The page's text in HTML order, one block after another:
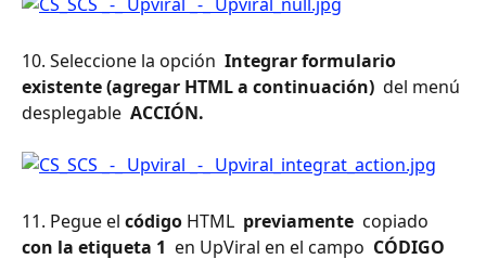
10. Seleccione la opción Integrar formulario
existente (agregar HTML a continuación) del menú
desplegable ACCIÓN.
11. Pegue el código HTML previamente copiado
con la etiqueta 1 en UpViral en el campo CÓDIGO